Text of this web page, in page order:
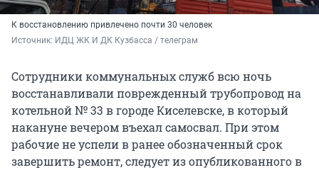
К восстановлению привлечено почти 30 человек
Источник: ИДЦ ЖК И ДК Кузбасса / телеграм
Сотрудники коммунальных служб всю ночь
восстанавливали поврежденный трубопровод на
котельной № 33 в городе Киселевске, в который
накануне вечером въехал самосвал. При этом
рабочие не успели в ранее обозначенный срок
завершить ремонт, следует из опубликованного в